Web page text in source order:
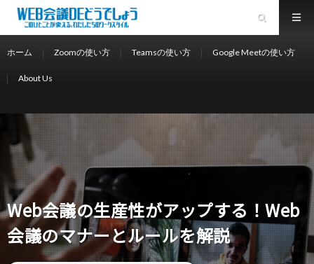
ホーム Zoomの使い方 Teamsの使い方 Google Meetの使い方
About Us
Web会議の生産性がアップする！Web
会議のマナーとルールを解説